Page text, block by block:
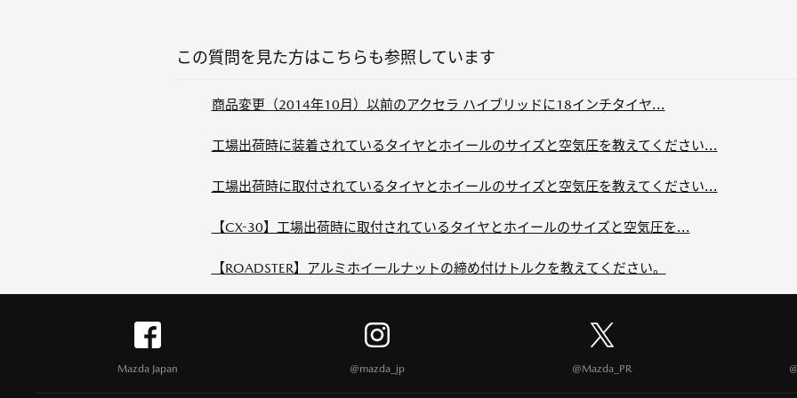
この質問を見た方はこちらも参照しています
商品変更（2014年10月）以前のアクセラ ハイブリッドに18インチタイヤ...
工場出荷時に装着されているタイヤとホイールのサイズと空気圧を教えてください...
工場出荷時に取付されているタイヤとホイールのサイズと空気圧を教えてください...
【CX-30】工場出荷時に取付されているタイヤとホイールのサイズと空気圧を...
【ROADSTER】アルミホイールナットの締め付けトルクを教えてください。
Mazda Japan @mazda_jp @Mazda_PR